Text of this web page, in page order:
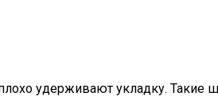
удерживают укладку.